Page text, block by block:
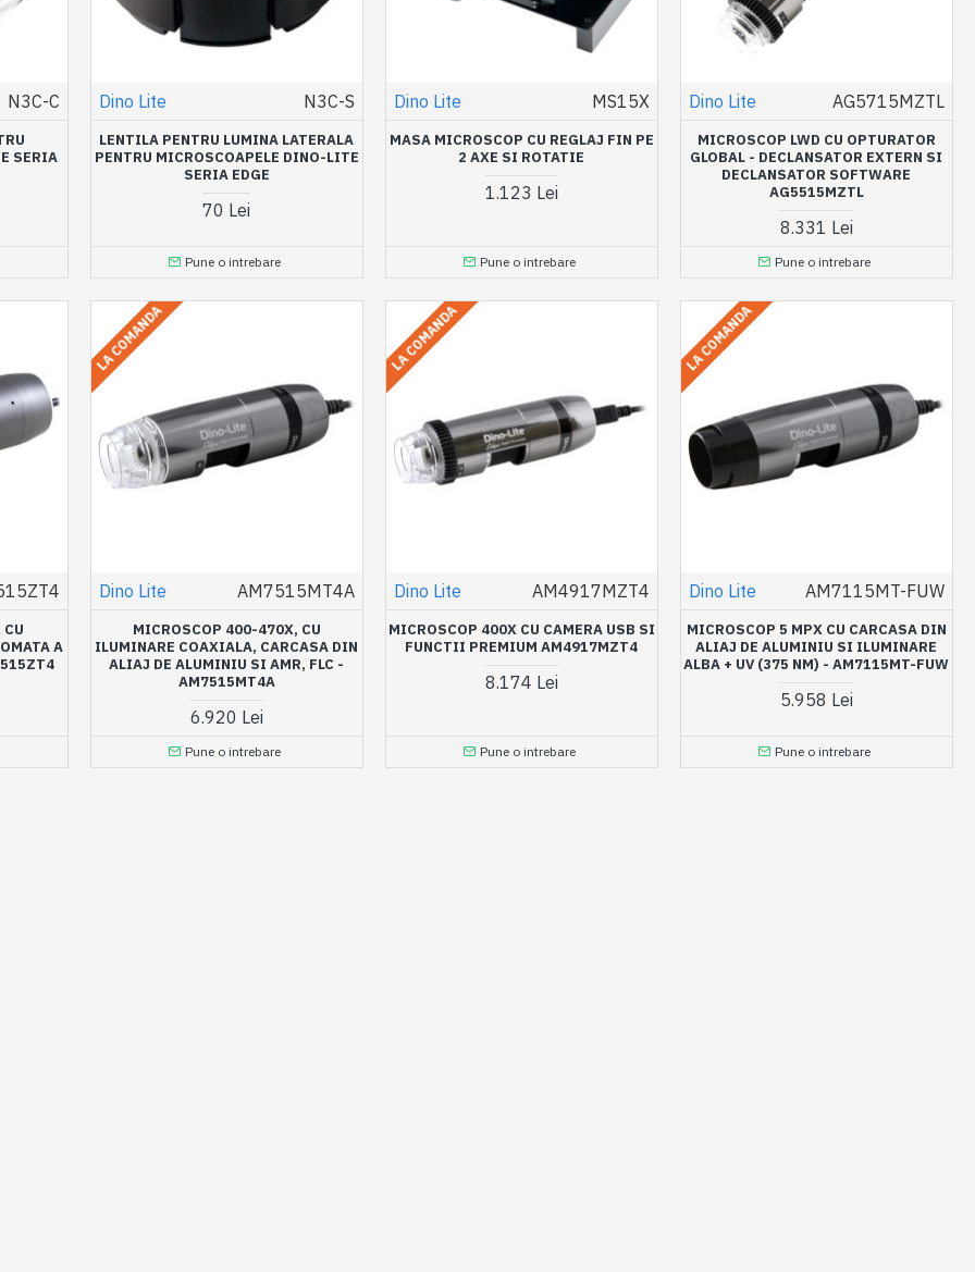
N3C-C
SERIA
Dino Lite N3C-S
LENTILA PENTRU LUMINA LATERALA
PENTRU MICROSCOAPELE DINO-LITE
SERIA EDGE
70 Lei
Pune o intrebare
Dino Lite MS15X
MASA MICROSCOP CU REGLAJ FIN PE
2 AXE SI ROTATIE
1.123 Lei
Pune o intrebare
Dino Lite AG5715MZTL
MICROSCOP LWD CU OPTURATOR
GLOBAL - DECLANSATOR EXTERN SI
DECLANSATOR SOFTWARE
AG5515MZTL
8.331 Lei
Pune o intrebare
A
LA COMANDA
Dino Lite AM7515MT4A
MICROSCOP 400-470X, CU
ILUMINARE COAXIALA, CARCASA DIN
ALIAJ DE ALUMINIU SI AMR, FLC -
AM7515MT4A
6.920 Lei
Pune o intrebare
LA COMANDA
Dino Lite AM4917MZT4
MICROSCOP 400X CU CAMERA USB SI
FUNCTII PREMIUM AM4917MZT4
8.174 Lei
Pune o intrebare
LA COMANDA
Dino Lite AM7115MT-FUW
MICROSCOP 5 MPX CU CARCASA DIN
ALIAJ DE ALUMINIU SI ILUMINARE
ALBA + UV (375 NM) - AM7115MT-FUW
5.958 Lei
Pune o intrebare